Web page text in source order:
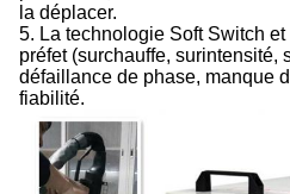
la déplacer.
5. La technologie Soft Switch
préfet (surchauffe, surintensité,
défaillance de phase, manque
fiabilité.